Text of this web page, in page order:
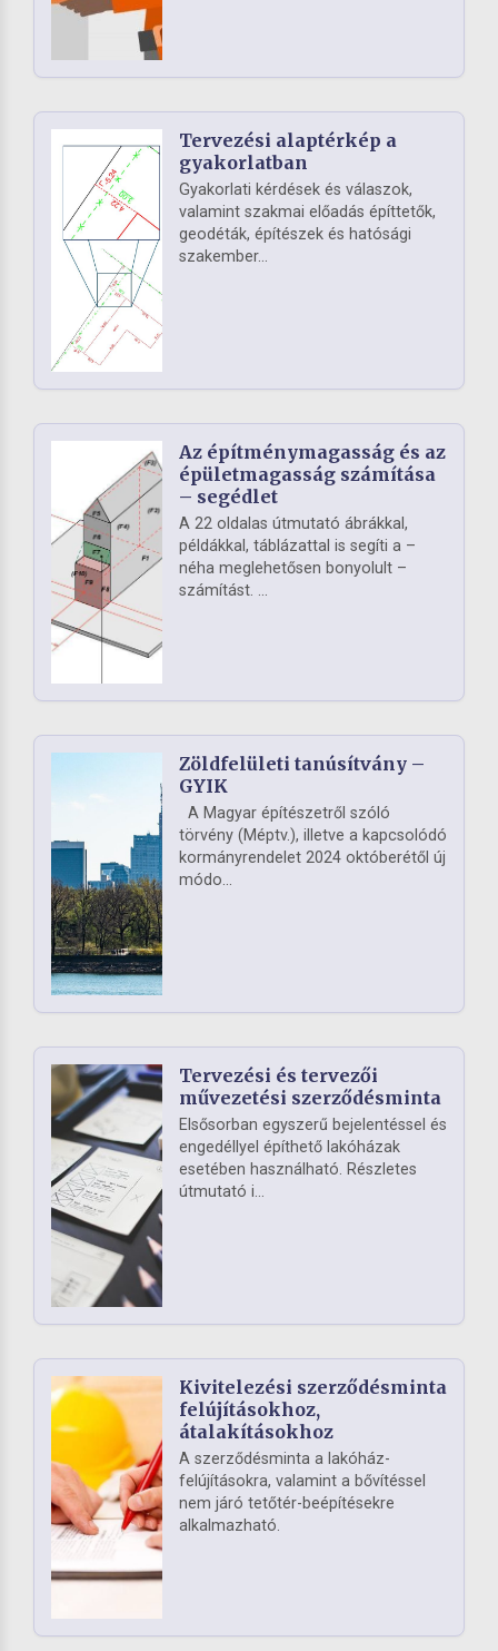
Tervezési alaptérkép a
gyakorlatban
Gyakorlati kérdések és válaszok,
valamint szakmai előadás építtetők,
geodéták, építészek és hatósági
szakember...
Az építménymagasság és az
épületmagasság számítása
– segédlet
A 22 oldalas útmutató ábrákkal,
példákkal, táblázattal is segíti a –
néha meglehetősen bonyolult –
számítást. ...
Zöldfelületi tanúsítvány –
GYIK
A Magyar építészetről szóló
törvény (Méptv.), illetve a kapcsolódó
kormányrendelet 2024 októberétől új
módo...
Tervezési és tervezői
művezetési szerződésminta
Elsősorban egyszerű bejelentéssel és
engedéllyel építhető lakóházak
esetében használható. Részletes
útmutató i...
Kivitelezési szerződésminta
felújításokhoz,
átalakításokhoz
A szerződésminta a lakóház-
felújításokra, valamint a bővítéssel
nem járó tetőtér-beépítésekre
alkalmazható.